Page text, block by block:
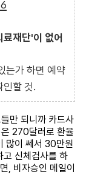
재단'이 없어
는가 하면 예약
인할 것.
만 되니까 카드사
270달러로 환율
많이 쎄서 30만원
고 신체검사를 하
, 비자승인 메일이